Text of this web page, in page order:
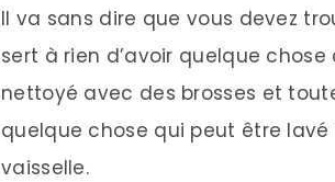
Il va sans dire que vous devez
sert à rien d’avoir quelque
nettoyé avec des brosses et
quelque chose qui peut être
vaisselle.